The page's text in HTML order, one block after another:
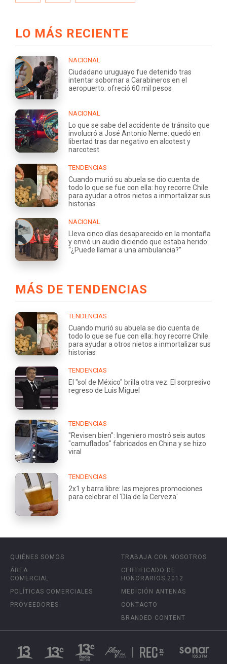
LO MÁS RECIENTE
NACIONAL
Ciudadano uruguayo fue detenido tras
intentar sobornar a Carabineros en el
aeropuerto: ofreció 60 mil pesos
NACIONAL
Lo que se sabe del accidente de tránsito que
involucró a José Antonio Neme: quedó en
libertad tras dar negativo en alcotest y
narcotest
TENDENCIAS
Cuando murió su abuela se dio cuenta de
todo lo que se fue con ella: hoy recorre Chile
para ayudar a otros nietos a inmortalizar sus
historias
NACIONAL
Lleva cinco días desaparecido en la montaña
y envió un audio diciendo que estaba herido:
“¿Puede llamar a una ambulancia?”
MÁS DE TENDENCIAS
TENDENCIAS
Cuando murió su abuela se dio cuenta de
todo lo que se fue con ella: hoy recorre Chile
para ayudar a otros nietos a inmortalizar sus
historias
TENDENCIAS
El "sol de México" brilla otra vez: El sorpresivo
regreso de Luis Miguel
TENDENCIAS
"Revisen bien": Ingeniero mostró seis autos
"camuflados" fabricados en China y se hizo
viral
TENDENCIAS
2x1 y barra libre: las mejores promociones
para celebrar el 'Día de la Cerveza'
QUIÉNES SOMOS
ÁREA
COMERCIAL
POLÍTICAS COMERCIALES
PROVEEDORES
TRABAJA CON NOSOTROS
CERTIFICADO DE
HONORARIOS 2012
MEDICIÓN ANTENAS
CONTACTO
BRANDED CONTENT